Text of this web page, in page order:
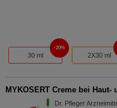
30 ml
20%
2X30 ml
MYKOSERT Creme bei Haut-
Dr. Pfleger